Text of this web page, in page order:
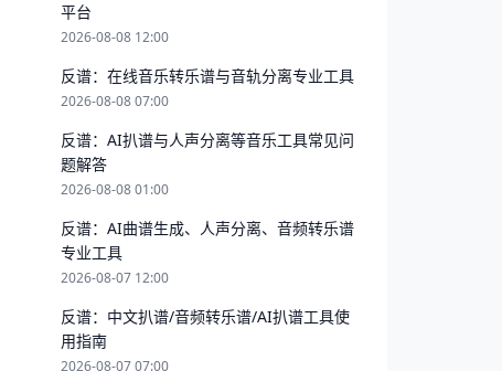
平台
2026-08-08 12:00
反谱：在线音乐转乐谱与音轨分离专业工具
2026-08-08 07:00
反谱：AI扒谱与人声分离等音乐工具常见问
题解答
2026-08-08 01:00
反谱：AI曲谱生成、人声分离、音频转乐谱
专业工具
2026-08-07 12:00
反谱：中文扒谱/音频转乐谱/AI扒谱工具使
用指南
2026-08-07 07:00